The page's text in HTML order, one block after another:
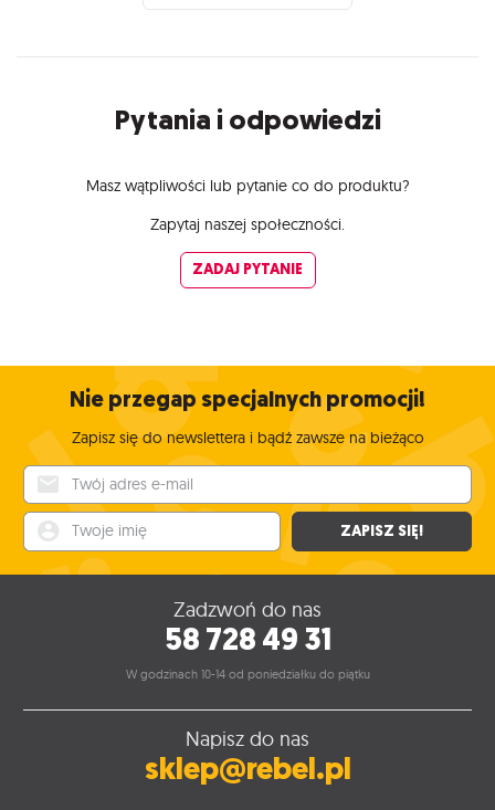
Pytania i odpowiedzi
Masz wątpliwości lub pytanie co do produktu?
Zapytaj naszej społeczności.
ZADAJ PYTANIE
Nie przegap specjalnych promocji!
Zapisz się do newslettera i bądź zawsze na bieżąco
ZAPISZ SIĘ!
Zadzwoń do nas
58 728 49 31
W godzinach 10-14 od poniedziałku do piątku
Napisz do nas
sklep@rebel.pl